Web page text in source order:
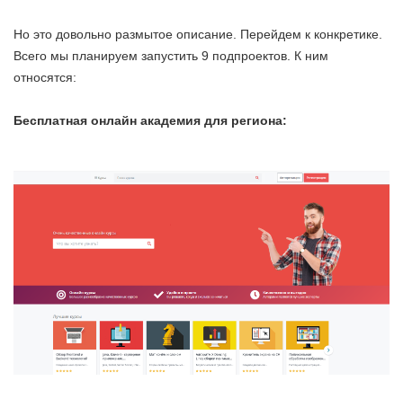
Но это довольно размытое описание. Перейдем к конкретике.
Всего мы планируем запустить 9 подпроектов. К ним
относятся:
Бесплатная онлайн академия для региона: